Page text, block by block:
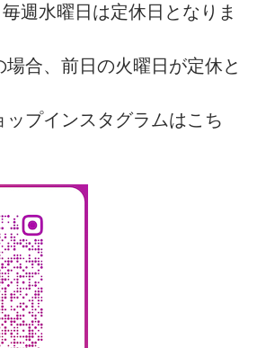
週水曜日は定休日となりま
場合、前日の火曜日が定休と
ップインスタグラムはこち